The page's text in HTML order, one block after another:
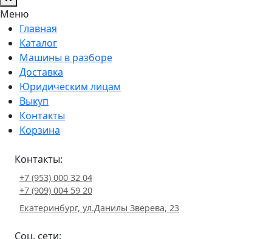
Меню
Главная
Каталог
Машины в разборе
Доставка
Юридическим лицам
Выкуп
Контакты
Корзина
Контакты:
+7 (953) 000 32 04
+7 (909) 004 59 20
Екатеринбург, ул.Данилы Зверева, 23
Соц. сети: